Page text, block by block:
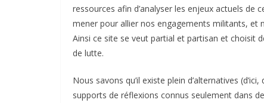
ressources afin d’analyser les enjeux actuels de
mener pour allier nos engagements militants, et
Ainsi ce site se veut partial et partisan et choisit
de lutte.
Nous savons qu’il existe plein d’alternatives
supports de réflexions connus seulement dans